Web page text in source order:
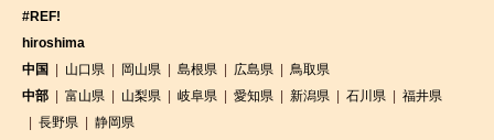
#REF!
hiroshima
中国
山口県 岡山県 島根県 広島県
鳥取県
中部
富山県 山梨県 岐阜県 愛知県 新潟県 石川県
福井県
長野県
静岡県